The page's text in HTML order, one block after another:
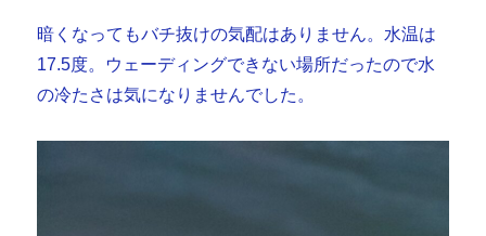
暗くなってもバチ抜けの気配はありません。水温は
17.5度。ウェーディングできない場所だったので水
の冷たさは気になりませんでした。